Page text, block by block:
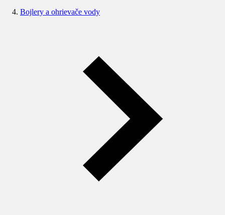
Bojlery a ohrievače vody